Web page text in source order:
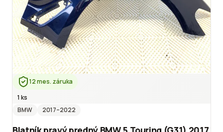
12 mes. záruka
1 ks
BMW
2017–2022